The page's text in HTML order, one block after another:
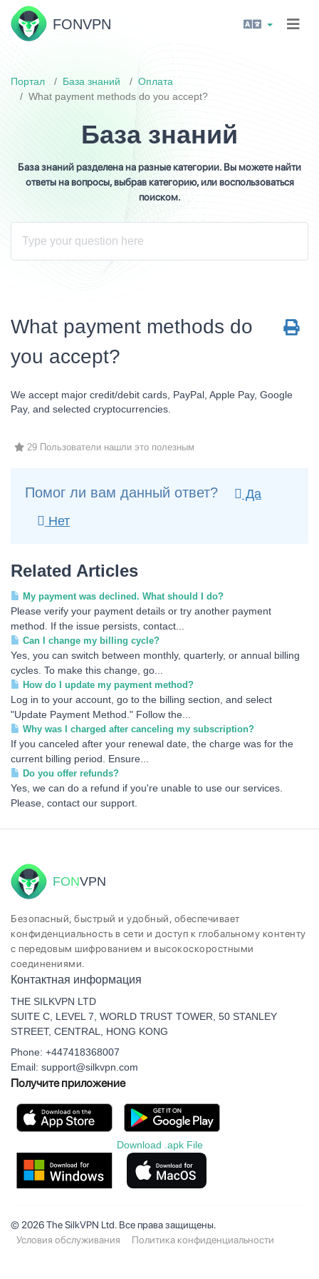
FONVPN
Портал База знаний
Оплата
What payment methods do you accept?
База знаний
База знаний разделена на разные категории. Вы можете найти
ответы на вопросы, выбрав категорию, или воспользоваться
поиском.
What payment methods do
you accept?
We accept major credit/debit cards, PayPal, Apple Pay, Google
Pay, and selected cryptocurrencies.
29 Пользователи нашли это полезным
Помог ли вам данный ответ?
Да
Нет
Related Articles
My payment was declined. What should I do?
Please verify your payment details or try another payment
method. If the issue persists, contact...
Can I change my billing cycle?
Yes, you can switch between monthly, quarterly, or annual billing
cycles. To make this change, go...
How do I update my payment method?
Log in to your account, go to the billing section, and select
"Update Payment Method." Follow the...
Why was I charged after canceling my subscription?
If you canceled after your renewal date, the charge was for the
current billing period. Ensure...
Do you offer refunds?
Yes, we can do a refund if you're unable to use our services.
Please, contact our support.
FONVPN
Безопасный, быстрый и удобный, обеспечивает
конфиденциальность в сети и доступ к глобальному контенту
с передовым шифрованием и высокоскоростными
соединениями.
Контактная информация
THE SILKVPN LTD
SUITE C, LEVEL 7, WORLD TRUST TOWER, 50 STANLEY
STREET, CENTRAL, HONG KONG
Phone: +447418368007
Email: support@silkvpn.com
Получите приложение
Download .apk File
© 2026 The SilkVPN Ltd. Все права защищены.
Условия обслуживания
Политика конфиденциальности